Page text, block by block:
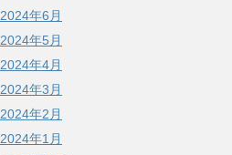
2024年6月
2024年5月
2024年4月
2024年3月
2024年2月
2024年1月